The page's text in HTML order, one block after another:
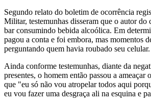
Segundo relato do boletim de ocorrência
Militar, testemunhas disseram que o autor do
bar consumindo bebida alcoólica. Em
pagou a conta e foi embora, mas momentos
perguntando quem havia roubado seu celular.
Ainda conforme testemunhas, diante da
presentes, o homem então passou a ameaçar
que "eu só não vou atropelar todos aqui
eu vou fazer uma desgraça ali na esquina e